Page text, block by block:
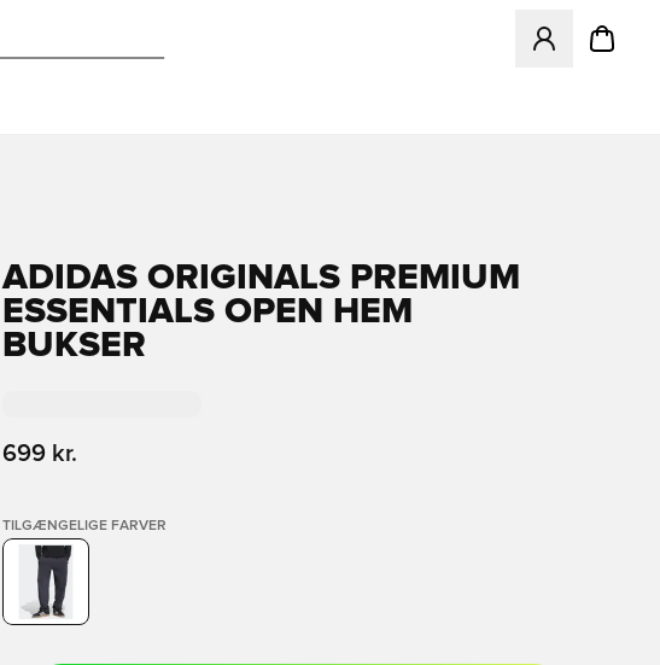
Åbner en
ADIDAS ORIGINALS PREMIUM
ESSENTIALS OPEN HEM
BUKSER
699 kr.
TILGÆNGELIGE FARVER